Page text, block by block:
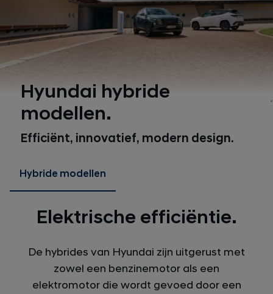
Hyundai hybride
modellen.
Efficiënt, innovatief, modern design.
Hybride modellen
Elektrische efficiëntie.
De hybrides van Hyundai zijn uitgerust met
zowel een benzinemotor als een
elektromotor die wordt gevoed door een